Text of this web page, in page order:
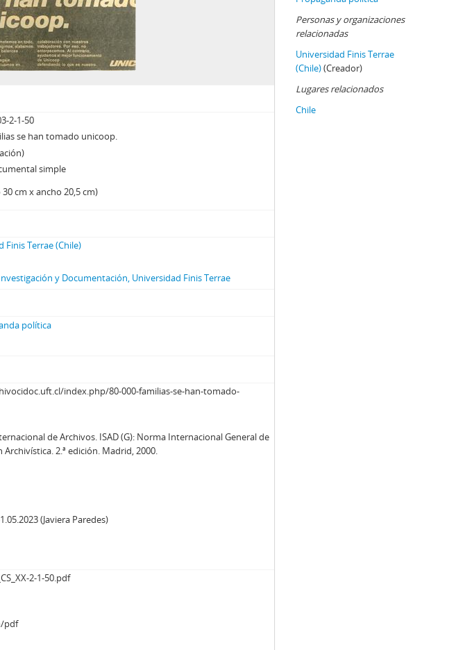
2-1-50
se han tomado unicoop.
simple
cm x ancho 20,5 cm)
Finis Terrae (Chile)
y Documentación, Universidad Finis Terrae
política
index.php/80-000-familias-se-han-tomado-
de Archivos. ISAD (G): Norma Internacional General de
Archivística. 2.ª edición. Madrid, 2000.
(Javiera Paredes)
2-1-50.pdf
pdf
Personas y organizaciones
relacionadas
Universidad Finis Terrae
(Chile)(Creador)
Lugares relacionados
Chile